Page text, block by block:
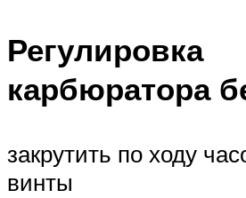
Регулировка
карбюратора
закрутить по ходу
винты